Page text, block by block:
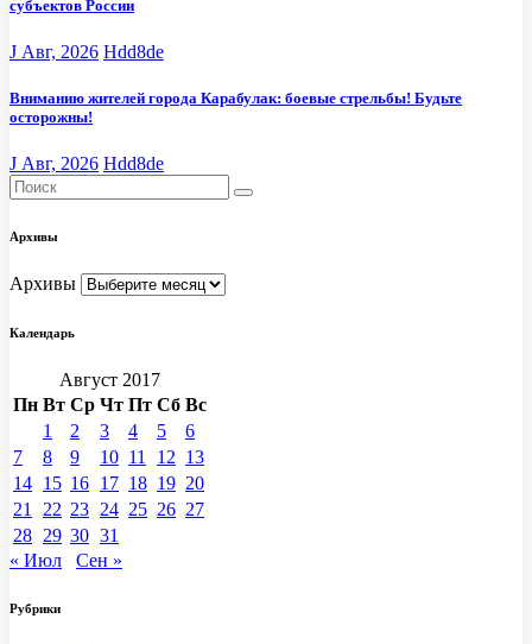
субъектов России
J Авг, 2026 Hdd8de
Вниманию жителей города Карабулак: боевые стрельбы! Будьте
осторожны!
J Авг, 2026 Hdd8de
Архивы
Архивы
Календарь
Август 2017
Пн Вт Ср Чт Пт Сб Вс
1
2 3 4 5
6
7
8 9 10 11 12 13
14 15 16 17 18 19 20
21
22 23 24 25 26 27
28 29 30 31
« Июл
Сен »
Рубрики